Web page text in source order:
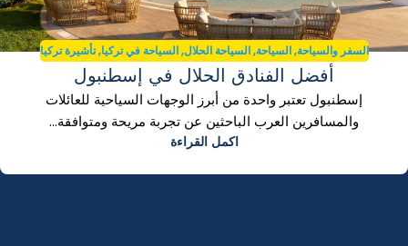
السفر والسياحة, السياحة, السياحة الحلال, السياحة في تركيا,تأشيرة تركيا
أفضل الفنادق الحلال في إسطنبول
إسطنبول تعتبر واحدة من أبرز الوجهات السياحية للعائلات
والمسافرين العرب الباحثين عن تجربة مريحة ومتوافقة...
اكمل القراءة